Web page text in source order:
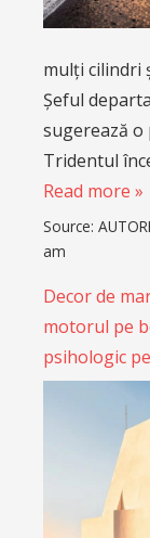
mulți cilindri
Șeful
sugerează o
Tridentul
Read more »
Source:
am
Decor de
motorul pe
psihologic